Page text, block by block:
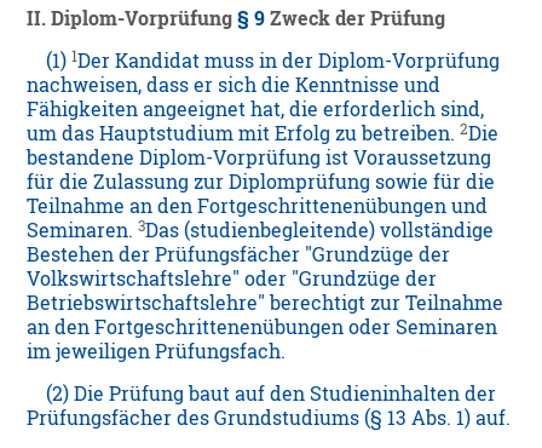
II. Diplom-Vorprüfung § 9 Zweck der Prüfung
(1)1Der Kandidat muss in der Diplom-Vorprüfung
nachweisen, dass er sich die Kenntnisse und
Fähigkeiten angeeignet hat, die erforderlich sind,
um das Hauptstudium mit Erfolg zu betreiben.2Die
bestandene Diplom-Vorprüfung ist Voraussetzung
für die Zulassung zur Diplomprüfung sowie für die
Teilnahme an den Fortgeschrittenenübungen und
Seminaren.3Das (studienbegleitende) vollständige
Bestehen der Prüfungsfächer "Grundzüge der
Volkswirtschaftslehre" oder "Grundzüge der
Betriebswirtschaftslehre" berechtigt zur Teilnahme
an den Fortgeschrittenenübungen oder Seminaren
im jeweiligen Prüfungsfach.
(2) Die Prüfung baut auf den Studieninhalten der
Prüfungsfächer des Grundstudiums (§ 13 Abs. 1) auf.